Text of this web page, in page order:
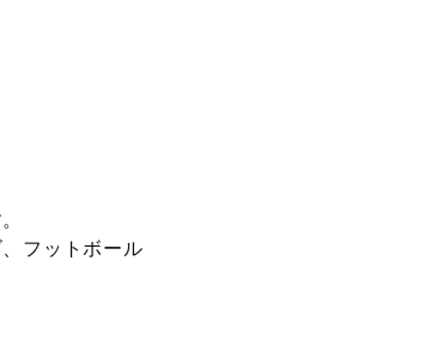
フットボール